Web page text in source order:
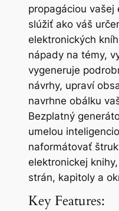
propagáciou vašej
slúžiť ako váš
elektronických
nápady na témy,
vygeneruje
návrhy, upraví
navrhne obálku
Bezplatný
umelou
naformátovať
elektronickej
strán, kapitoly a
Key Features: